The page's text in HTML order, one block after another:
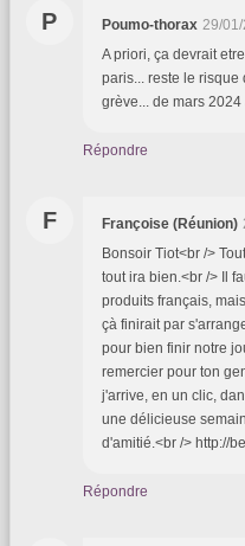
P Poumo-thorax 29/
A priori, ça devrait
paris... reste le risque
grève... de mars
Répondre
F Françoise (Réunion)
Bonsoir Tiot<br />
tout ira bien.<br /> Il
produits français,
çà finirait par
pour bien finir notre
remercier pour ton
j'arrive, en un clic,
une délicieuse
d'amitié.<br /> http://
Répondre